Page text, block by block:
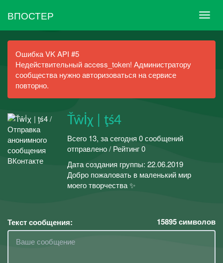
ВПОСТЕР
Ошибка VK API #5
Недействительный access_token! Администратору
сообщества нужно авторизоваться на сервисе
повторно.
Ťŵİχ | ţś4
Всего 13, за сегодня 0 сообщений
отправлено / Рейтинг 0
Дата создания группы: 22.06.2019
Добро пожаловать в маленький мир
моего творчества ✨
Текст сообщения: 15895символов